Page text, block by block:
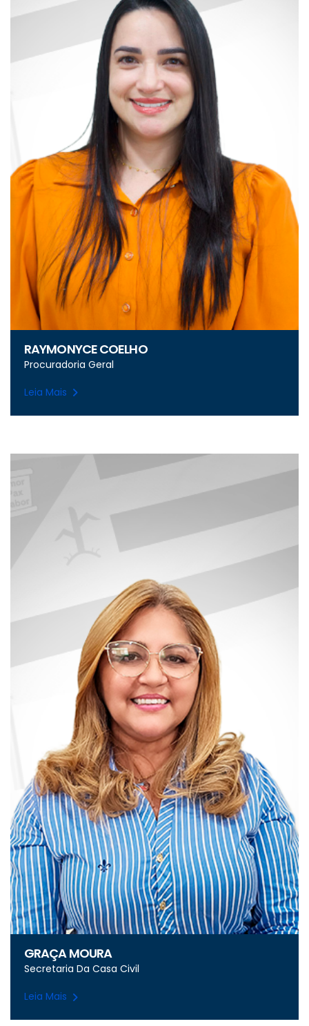
RAYMONYCE COELHO
Procuradoria Geral
Leia Mais
GRAÇA MOURA
Secretaria Da Casa Civil
Leia Mais